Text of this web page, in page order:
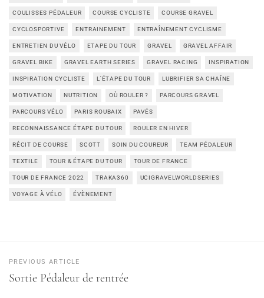
COULISSES PÉDALEUR COURSE CYCLISTE COURSE GRAVEL
CYCLOSPORTIVE ENTRAINEMENT ENTRAÎNEMENT CYCLISME
ENTRETIEN DU VÉLO ETAPE DU TOUR GRAVEL GRAVEL AFFAIR
GRAVEL BIKE GRAVEL EARTH SERIES GRAVEL RACING INSPIRATION
INSPIRATION CYCLISTE L'ÉTAPE DU TOUR LUBRIFIER SA CHAÎNE
MOTIVATION NUTRITION OÙ ROULER ? PARCOURS GRAVEL
PARCOURS VÉLO PARIS ROUBAIX PAVÉS
RECONNAISSANCE ÉTAPE DU TOUR ROULER EN HIVER
RÉCIT DE COURSE SCOTT SOIN DU COUREUR TEAM PÉDALEUR
TEXTILE TOUR & ÉTAPE DU TOUR TOUR DE FRANCE
TOUR DE FRANCE 2022 TRAKA360 UCIGRAVELWORLDSERIES
VOYAGE À VÉLO ÉVÈNEMENT
PREVIOUS ARTICLE
Sortie Pédaleur de rentrée